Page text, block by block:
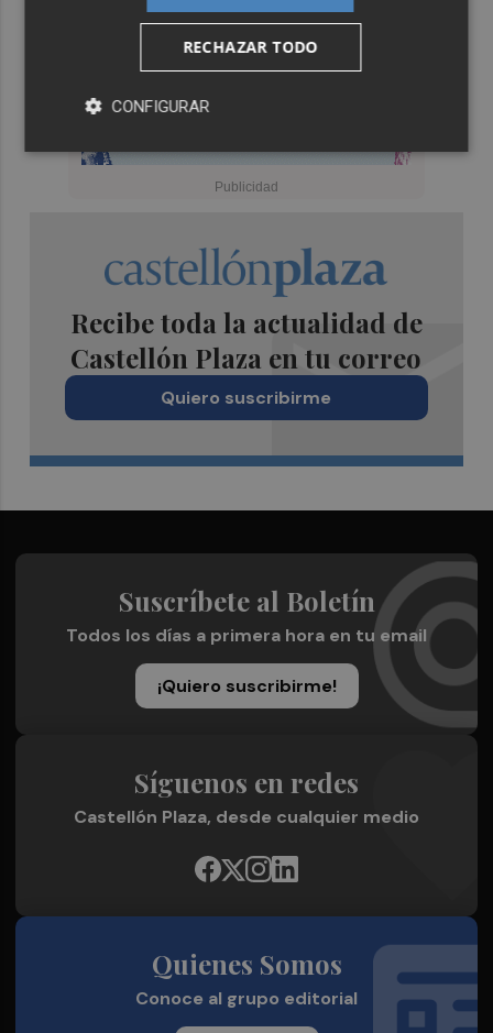
Recibe toda la actualidad de
Castellón Plaza en tu correo
Quiero suscribirme
Suscríbete al Boletín
Todos los días a primera hora en tu email
¡Quiero suscribirme!
Síguenos en redes
Castellón Plaza, desde cualquier medio
Quienes Somos
Conoce al grupo editorial
RECHAZAR TODO
CONFIGURAR